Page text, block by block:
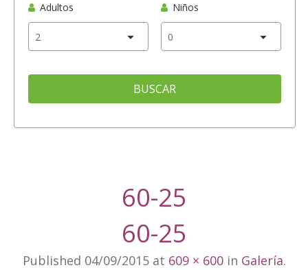
Adultos Niños
BUSCAR
60-25
60-25
Published 04/09/2015at 609 × 600in Galería.